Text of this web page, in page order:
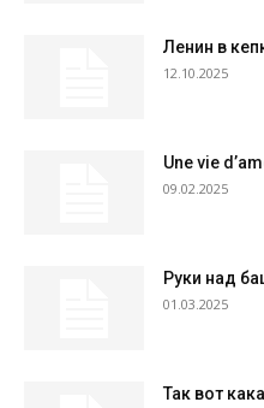
Ленин в
12.10.2025
Une vie
09.02.2025
Руки над
01.03.2025
Так вот